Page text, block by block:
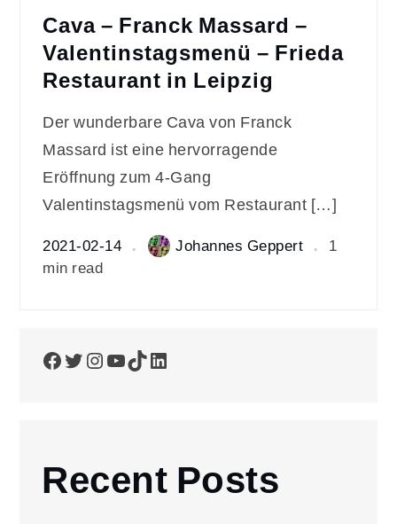
Cava – Franck Massard –
Valentinstagsmenü – Frieda
Restaurant in Leipzig
Der wunderbare Cava von Franck
Massard ist eine hervorragende
Eröffnung zum 4-Gang
Valentinstagsmenü vom Restaurant […]
2021-02-14 Johannes Geppert
1
min read
Facebook
Twitter
Instagram
YouTube
TikTokLinkedIn
Recent Posts